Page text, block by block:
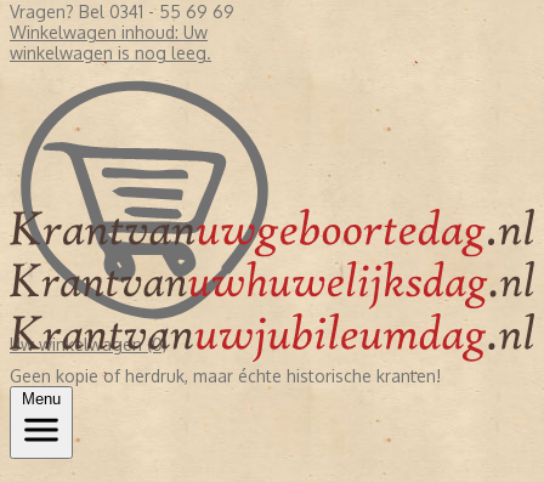
Vragen? Bel 0341 - 55 69 69
Winkelwagen inhoud: Uw
winkelwagen is nog leeg.
Uw winkelwagen (0)
Geen kopie of herdruk, maar échte historische kranten!
Menu